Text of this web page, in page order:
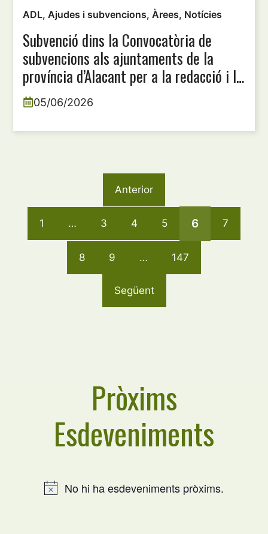
ADL, Ajudes i subvencions, Àrees, Notícies
Subvenció dins la Convocatòria de
subvencions als ajuntaments de la
província d’Alacant per a la redacció i la
presentació de projectes europeus,
anualitat 2026
05/06/2026
Anterior
1 … 3 4 5 6 7
8 9 … 147
Següent
Pròxims
Esdeveniments
A
No hi ha esdeveniments pròxims.